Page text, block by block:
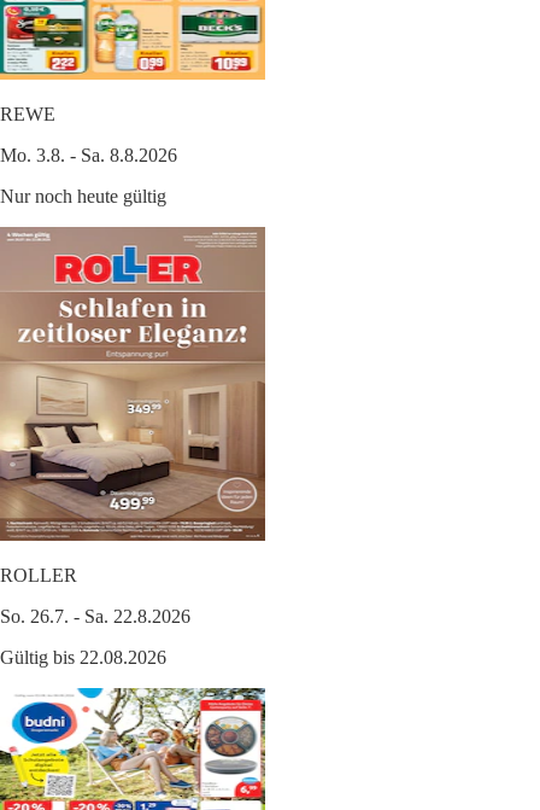
REWE
Mo. 3.8. - Sa. 8.8.2026
Nur noch heute gültig
ROLLER
So. 26.7. - Sa. 22.8.2026
Gültig bis 22.08.2026